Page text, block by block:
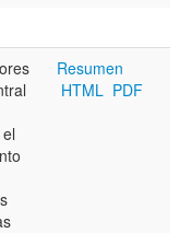
Resumen
HTML PDF